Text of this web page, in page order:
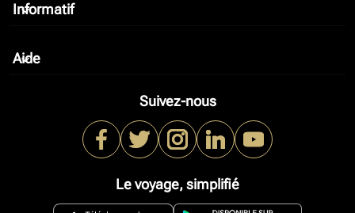
Informatif
keyboard_arrow_down
Aide
keyboard_arrow_down
Suivez-nous
Le voyage, simplifié